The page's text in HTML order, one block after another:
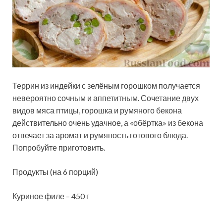
Террин из индейки с зелёным горошком получается
невероятно сочным и аппетитным. Сочетание двух
видов мяса птицы, горошка и румяного бекона
действительно очень удачное, а «обёртка» из бекона
отвечает за аромат и румяность готового блюда.
Попробуйте приготовить.
Продукты (на 6 порций)
Куриное филе – 450 г